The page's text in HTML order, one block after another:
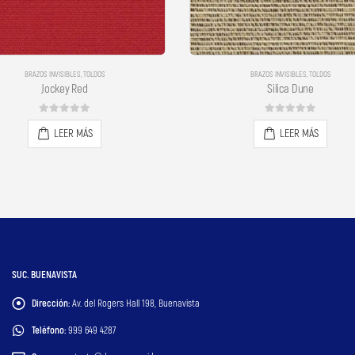
BRAZOS INVISIBLES,TOLDOS
Jockey Red
0out of 5
LEER MÁS
BRAZOS INVISIBLES,TOLDOS
Silica Dune
0out of 5
LEER MÁS
SUC. BUENAVISTA
Dirección:Av. del Rogers Hall 198, Buenavista
Teléfono:999 649 4287